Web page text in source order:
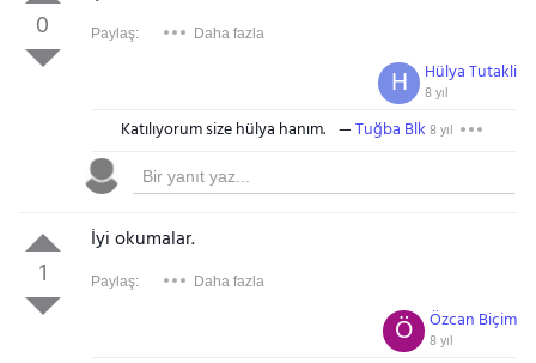
0 Paylaş: Daha fazla
Hülya Tutakli
8 yıl
H
Katılıyorum size hülya hanım. Tuğba Blk 8 yıl
1
İyi okumalar.
Paylaş: Daha fazla
Özcan Biçim
8 yıl
Ö